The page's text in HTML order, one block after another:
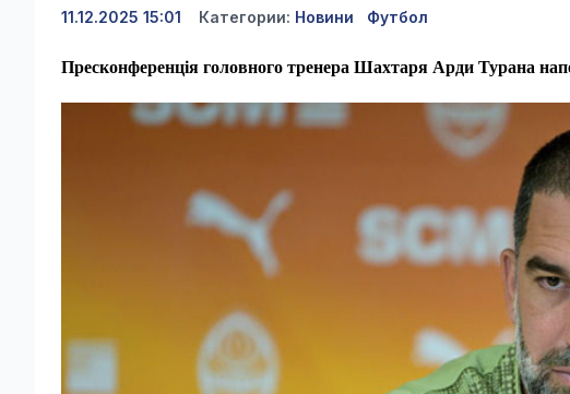
11.12.2025 15:01 Категории: Новини Футбол
Пресконференція головного тренера Шахтаря Арди Турана